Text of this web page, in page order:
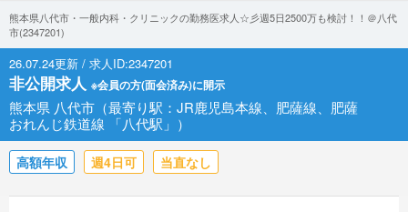
熊本県八代市・一般内科・クリニックの勤務医求人☆彡週5日2500万も検討！！＠八代
市(2347201)
26.07.24更新 / 求人ID:2347201
非公開求人 ※会員の方(面会済み)に開示
熊本県 八代市（最寄り駅：JR鹿児島本線、肥薩線、肥薩
おれんじ鉄道線 「八代駅」）
高額年収 週4日可 当直なし